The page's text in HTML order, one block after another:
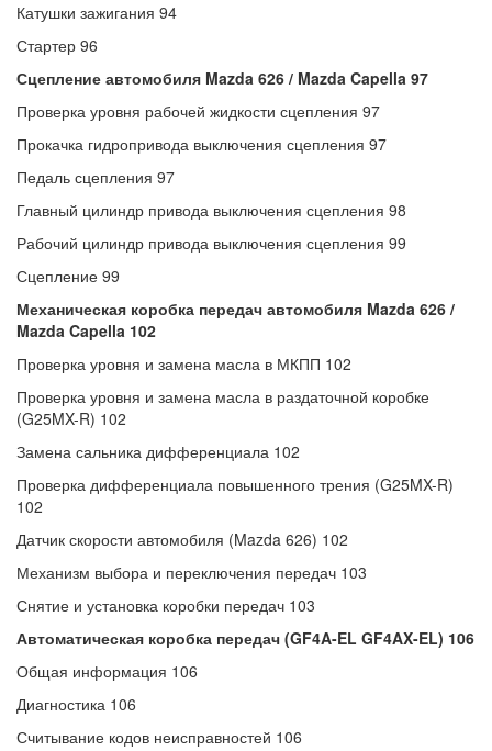
Катушки зажигания 94
Стартер 96
Сцепление автомобиля Mazda 626 / Mazda Capella 97
Проверка уровня рабочей жидкости сцепления 97
Прокачка гидропривода выключения сцепления 97
Педаль сцепления 97
Главный цилиндр привода выключения сцепления 98
Рабочий цилиндр привода выключения сцепления 99
Сцепление 99
Механическая коробка передач автомобиля Mazda 626 /
Mazda Capella 102
Проверка уровня и замена масла в МКПП 102
Проверка уровня и замена масла в раздаточной коробке
(G25MX-R) 102
Замена сальника дифференциала 102
Проверка дифференциала повышенного трения (G25MX-R)
102
Датчик скорости автомобиля (Mazda 626) 102
Механизм выбора и переключения передач 103
Снятие и установка коробки передач 103
Автоматическая коробка передач (GF4A-EL GF4AX-EL) 106
Общая информация 106
Диагностика 106
Считывание кодов неисправностей 106